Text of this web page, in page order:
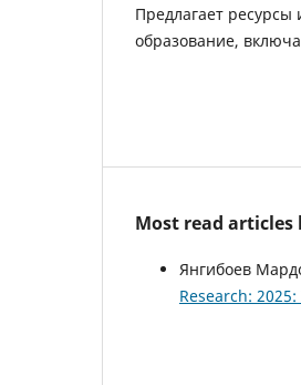
Предлагает
образование,
Most read
Янгибоев
Research: